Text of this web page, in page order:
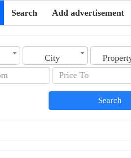
Search Add advertisement
City
Search